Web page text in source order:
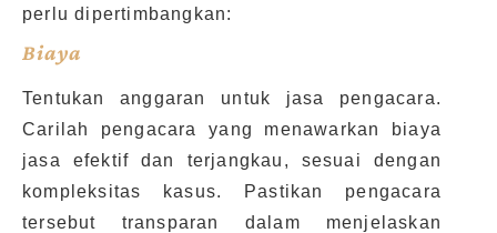
perlu dipertimbangkan:
Biaya
Tentukan anggaran untuk jasa pengacara.
Carilah pengacara yang menawarkan biaya
jasa efektif dan terjangkau, sesuai dengan
kompleksitas kasus. Pastikan pengacara
tersebut transparan dalam menjelaskan